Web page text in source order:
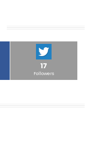
17
Followers